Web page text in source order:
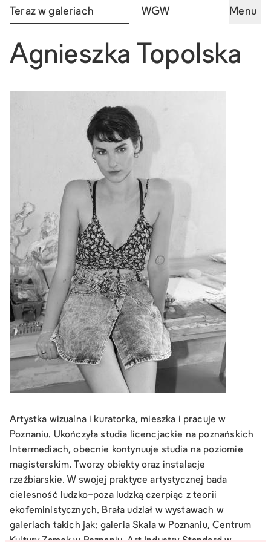
Teraz w galeriach WGW Menu
Agnieszka Topolska
Artystka wizualna i kuratorka, mieszka i pracuje w
Poznaniu. Ukończyła studia licencjackie na poznańskich
Intermediach, obecnie kontynuuje studia na poziomie
magisterskim. Tworzy obiekty oraz instalacje
rzeźbiarskie. W swojej praktyce artystycznej bada
cielesność ludzko-poza ludzką czerpiąc z teorii
ekofeministycznych. Brała udział w wystawach w
galeriach takich jak: galeria Skala w Poznaniu, Centrum